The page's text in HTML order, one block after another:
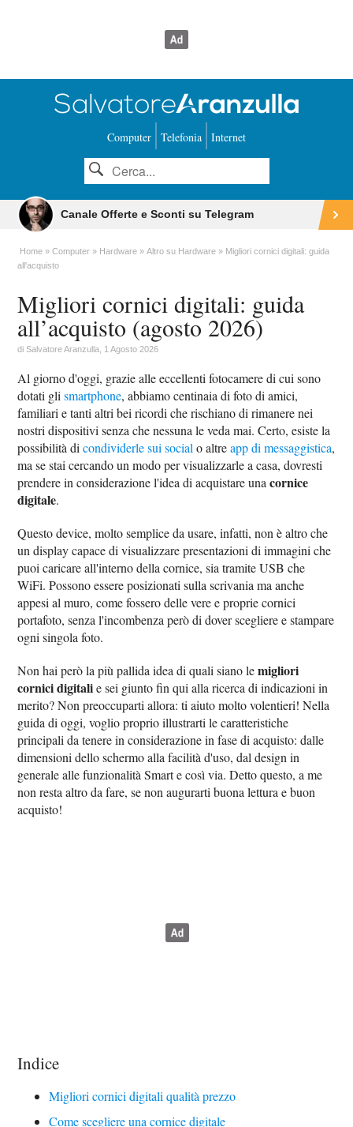
Computer Telefonia Internet
Canale Offerte e Sconti su Telegram
Home Computer Hardware Altro su Hardware
Migliori cornici digitali: guida
all'acquisto
Migliori cornici digitali: guida
all’acquisto (agosto 2026)
diSalvatore Aranzulla , 1 Agosto 2026
Al giorno d'oggi, grazie alle eccellenti fotocamere di cui sono
dotati glismartphone, abbiamo centinaia di foto di amici,
familiari e tanti altri bei ricordi che rischiano di rimanere nei
nostri dispositivi senza che nessuna le veda mai. Certo, esiste la
possibilità dicondividerle sui social o altreapp di messaggistica,
ma se stai cercando un modo per visualizzarle a casa, dovresti
prendere in considerazione l'idea di acquistare unacornice
digitale.
Questo device, molto semplice da usare, infatti, non è altro che
un display capace di visualizzare presentazioni di immagini che
puoi caricare all'interno della cornice, sia tramite USB che
WiFi. Possono essere posizionati sulla scrivania ma anche
appesi al muro, come fossero delle vere e proprie cornici
portafoto, senza l'incombenza però di dover scegliere e stampare
ogni singola foto.
Non hai però la più pallida idea di quali siano lemigliori
cornici digitalie sei giunto fin qui alla ricerca di indicazioni in
merito? Non preoccuparti allora: ti aiuto molto volentieri! Nella
guida di oggi, voglio proprio illustrarti le caratteristiche
principali da tenere in considerazione in fase di acquisto: dalle
dimensioni dello schermo alla facilità d'uso, dal design in
generale alle funzionalità Smart e così via. Detto questo, a me
non resta altro da fare, se non augurarti buona lettura e buon
acquisto!
Indice
Migliori cornici digitali qualità prezzo
Come scegliere una cornice digitale